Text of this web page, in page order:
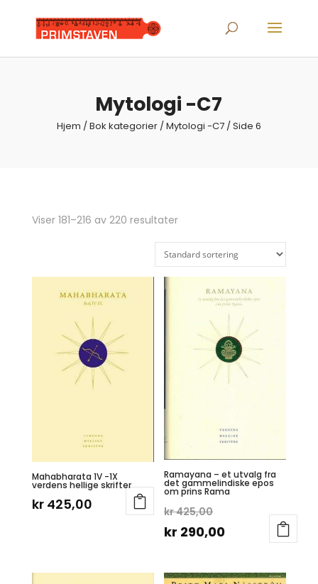
search
Mytologi -C7
Hjem / Bok kategorier /Mytologi -C7/ Side 6
Viser 181–216 av 220 resultater
Mahabharata 1V -1X
verdens hellige skrifter
kr425,00
Ramayana – et utvalg fra
det gammelindiske epos
om prins Rama
kr425,00
Opprinnelig
pris
kr 425,00.
kr 290,00Nåværende
er: